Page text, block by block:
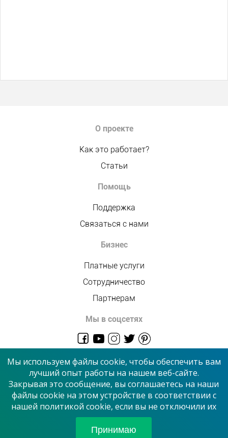
О проекте
Как это работает?
Статьи
Помощь
Поддержка
Связаться с нами
Бизнес
Платные услуги
Сотрудничество
Партнерам
Мы в соцсетях
© 2026 “Сервисный центр”
Принимаем к оплате
Мы используем файлы cookie, чтобы обеспечить вам
лучший опыт работы на нашем веб-сайте.
Закрывая это сообщение, вы соглашаетесь на наши
файлы cookie на этом устройстве в соответствии с
нашей политикой cookie, если вы не отключили их
Принимаю